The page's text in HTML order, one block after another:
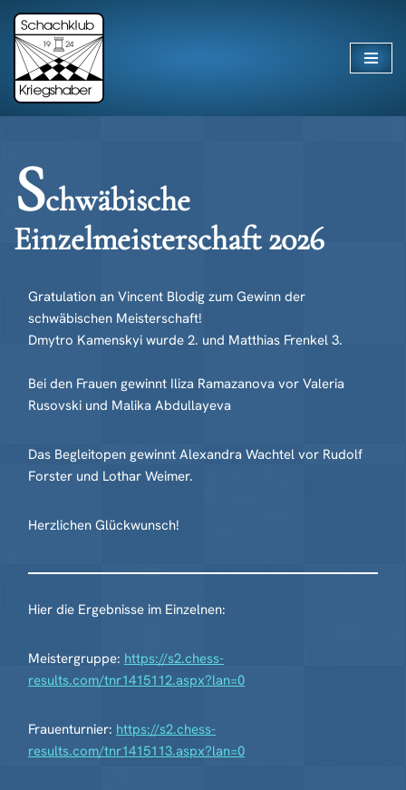
Zum
Inhalt
springen
Schwäbische
Einzelmeisterschaft 2026
Gratulation an Vincent Blodig zum Gewinn der
schwäbischen Meisterschaft!
Dmytro Kamenskyi wurde 2. und Matthias Frenkel 3.
Bei den Frauen gewinnt Iliza Ramazanova vor Valeria
Rusovski und Malika Abdullayeva
Das Begleitopen gewinnt Alexandra Wachtel vor Rudolf
Forster und Lothar Weimer.
Herzlichen Glückwunsch!
Hier die Ergebnisse im Einzelnen:
Meistergruppe: https://s2.chess-
results.com/tnr1415112.aspx?lan=0
Frauenturnier: https://s2.chess-
results.com/tnr1415113.aspx?lan=0